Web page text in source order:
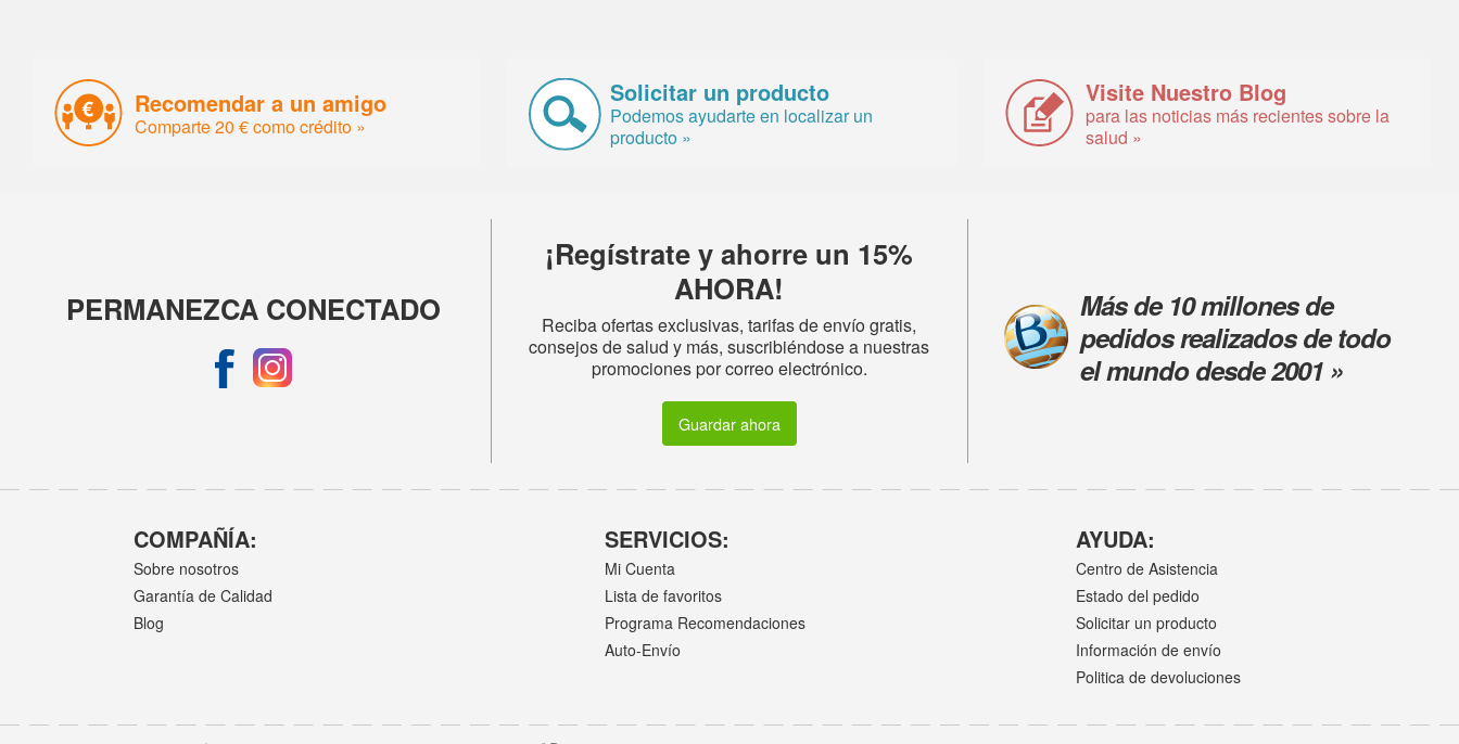
Recomendar a un amigo
Comparte 20 € como crédito »
Solicitar un producto
Podemos ayudarte en localizar un
producto »
Visite Nuestro Blog
para las noticias más recientes sobre la
salud »
PERMANEZCA CONECTADO
¡Regístrate y ahorre un 15%
AHORA!
Reciba ofertas exclusivas, tarifas de envío gratis,
consejos de salud y más, suscribiéndose a nuestras
promociones por correo electrónico.
Guardar ahora
Más de 10 millones de
pedidos realizados de todo
el mundo desde 2001 »
COMPAÑÍA:
Sobre nosotros
Garantía de Calidad
Blog
SERVICIOS:
Mi Cuenta
Lista de favoritos
Programa Recomendaciones
Auto-Envío
AYUDA:
Centro de Asistencia
Estado del pedido
Solicitar un producto
Información de envío
Politica de devoluciones